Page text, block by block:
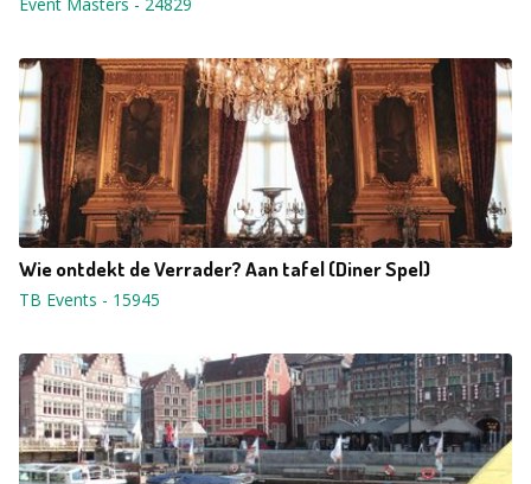
Wie ontdekt de Verrader? Aan tafel (Diner Spel)
TB Events - 15945